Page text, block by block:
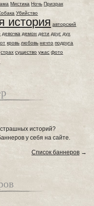
Мистика Ночь Призрак
Убийство
история авторский
девочка демон дети друг дух
кровь любовь нечто подруга
страх существо ужас фото
историй?
у себя на сайте.
Список баннеров →